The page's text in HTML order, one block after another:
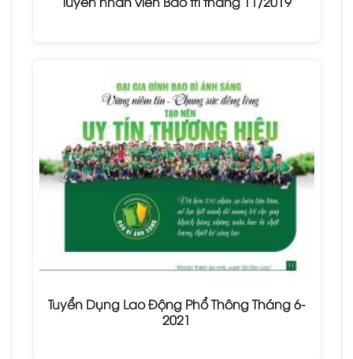
Tuyển Dụng Lao Động Phổ Thông Tháng 6-
2021